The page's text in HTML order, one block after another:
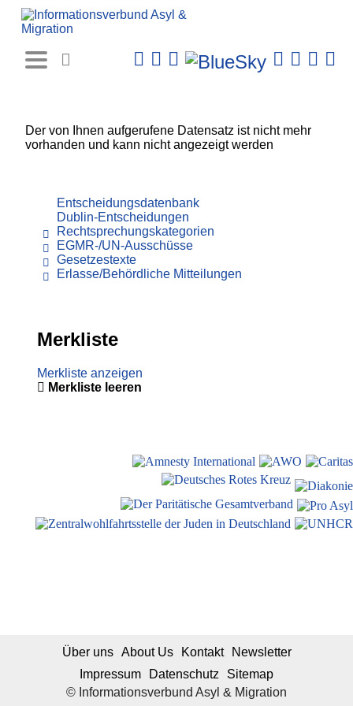
Der von Ihnen aufgerufene Datensatz ist nicht mehr
vorhanden und kann nicht angezeigt werden
Entscheidungsdatenbank
Dublin-Entscheidungen
Rechtsprechungskategorien
EGMR-/UN-Ausschüsse
Gesetzestexte
Erlasse/Behördliche Mitteilungen
Merkliste
Merkliste anzeigen
Merkliste leeren
© Informationsverbund Asyl & Migration
Über uns About Us Kontakt
Newsletter
Impressum
Datenschutz Sitemap